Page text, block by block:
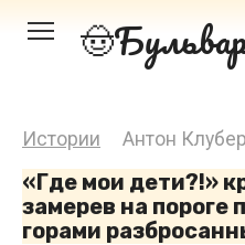
Перейти
Истории Антон Клубер
«Где мои дети?!»
замерев на пороге
горами